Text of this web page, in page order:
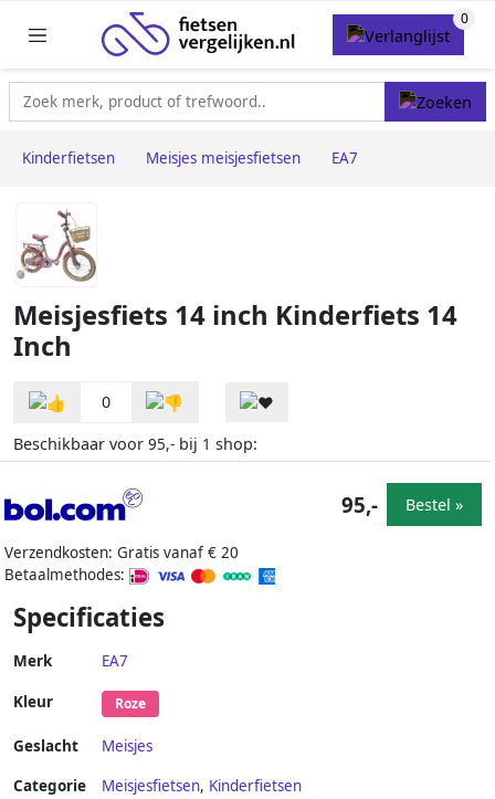
Kinderfietsen Meisjes meisjesfietsen EA7
Meisjesfiets 14 inch Kinderfiets 14
Inch
0
Beschikbaar voor 95,- bij 1 shop:
Verzendkosten: Gratis vanaf € 20
Betaalmethodes:
95,- Bestel »
Specificaties
Merk EA7
Kleur Roze
Geslacht
Meisjes
Categorie
Meisjesfietsen, Kinderfietsen